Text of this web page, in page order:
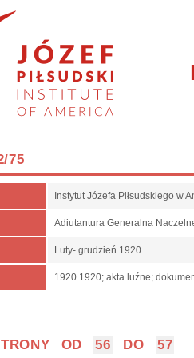
75
Instytut Józefa Piłsudskiego w
Adiutantura Generalna
Luty- grudzień 1920
1920 1920; akta luźne;
OD 56 DO 57